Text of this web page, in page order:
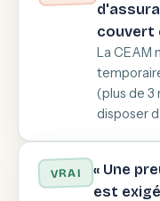
couvert
La CEAM
(plus de 3
disposer
VRAI
« Une
est